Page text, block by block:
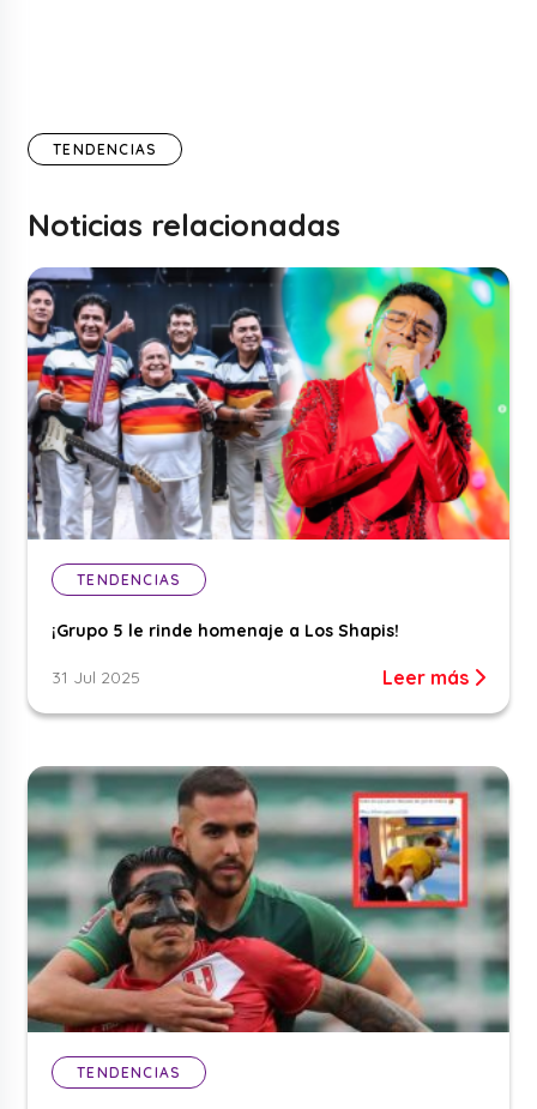
TENDENCIAS
Noticias relacionadas
TENDENCIAS
¡Grupo 5 le rinde homenaje a Los Shapis!
31 Jul 2025 Leer más
TENDENCIAS